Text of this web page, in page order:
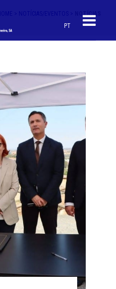
PT
NOTÍCIAS